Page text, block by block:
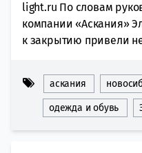
light.ru По словам
компании «Аскания»
к закрытию привели
аскания
одежда и обувь